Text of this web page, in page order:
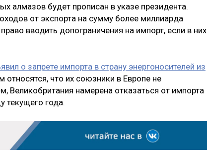
алмазов будет прописан в указе президента.
от экспорта на сумму более миллиарда
вводить допограничения на импорт, если в них
о запрете импорта в страну энергоносителей из
что их союзники в Европе не
Великобритания намерена отказаться от импорта
текущего года.